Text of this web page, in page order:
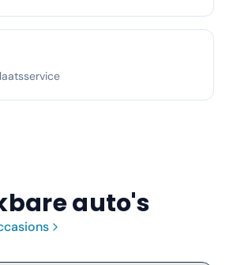
auto's